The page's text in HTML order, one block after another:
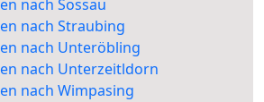
nach Sossau
nach Straubing
nach Unteröbling
nach Unterzeitldorn
nach Wimpasing